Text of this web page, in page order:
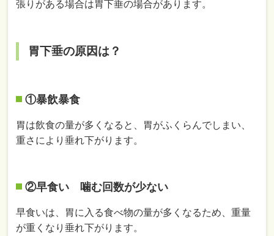
張りがある場合は胃下垂の場合があります。
胃下垂の原因は？
①暴飲暴食
胃は飲食の量が多くなると、胃がふくらんでしまい、
重さにより垂れ下がります。
②早食い 噛む回数が少ない
早食いは、胃に入る食べ物の量が多くなるため、重量
が重くなり垂れ下がります。